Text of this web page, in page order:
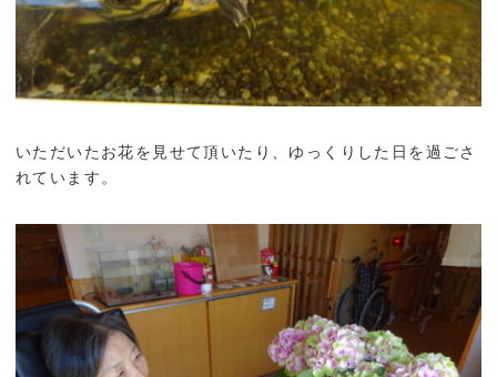
いただいたお花を見せて頂いたり、ゆっくりした日を過ごさ
れています。